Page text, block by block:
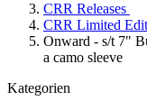
CRR Releases
CRR Limited
Onward - s/t 7"
a camo sleeve
Kategorien